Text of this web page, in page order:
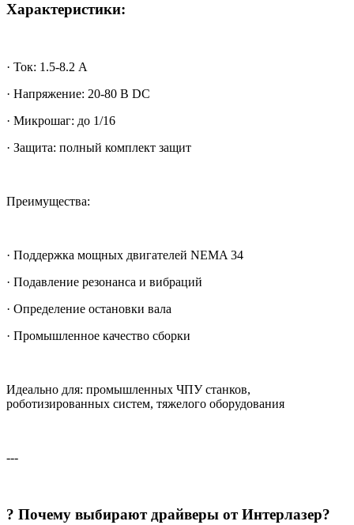
Характеристики:
· Ток: 1.5-8.2 А
· Напряжение: 20-80 В DC
· Микрошаг: до 1/16
· Защита: полный комплект защит
Преимущества:
· Поддержка мощных двигателей NEMA 34
· Подавление резонанса и вибраций
· Определение остановки вала
· Промышленное качество сборки
Идеально для: промышленных ЧПУ станков,
роботизированных систем, тяжелого оборудования
---
? Почему выбирают драйверы от Интерлазер?